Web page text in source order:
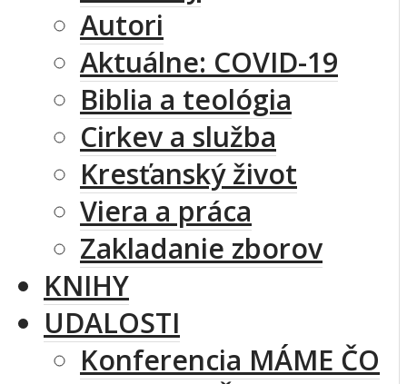
Autori
Aktuálne: COVID-19
Biblia a teológia
Cirkev a služba
Kresťanský život
Viera a práca
Zakladanie zborov
KNIHY
UDALOSTI
Konferencia MÁME ČO